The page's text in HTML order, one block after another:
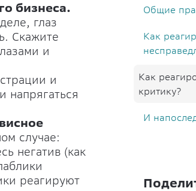
бизнеса.
глаз
Скажите
и
и
напрягаться
случае:
негатив (как
реагируют
Общие
Как
Как
критику?
И